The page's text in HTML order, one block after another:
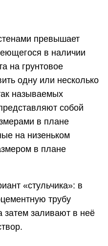
её следует
чем указано в
сможет
для их
для опорных
досок чистового
такой
мм: шаг между лагами